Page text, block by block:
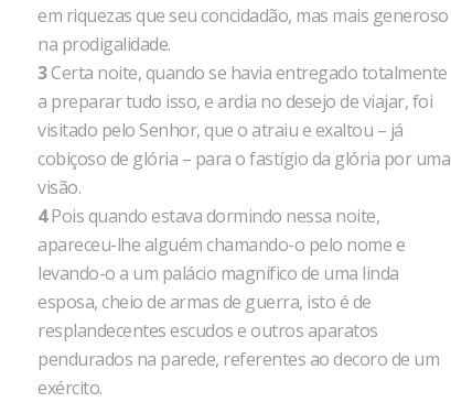
em riquezas que seu concidadão, mas mais generoso
na prodigalidade.
3Certa noite, quando se havia entregado totalmente
a preparar tudo isso, e ardia no desejo de viajar, foi
visitado pelo Senhor, que o atraiu e exaltou – já
cobiçoso de glória – para o fastígio da glória por uma
visão.
4Pois quando estava dormindo nessa noite,
apareceu-lhe alguém chamando-o pelo nome e
levando-o a um palácio magnífico de uma linda
esposa, cheio de armas de guerra, isto é de
resplandecentes escudos e outros aparatos
pendurados na parede, referentes ao decoro de um
exército.